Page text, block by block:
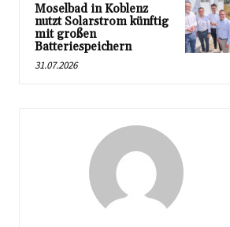
Moselbad in Koblenz
nutzt Solarstrom künftig
mit großen
Batteriespeichern
31.07.2026